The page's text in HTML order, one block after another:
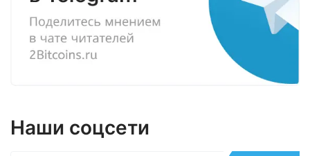
Наши соцсети